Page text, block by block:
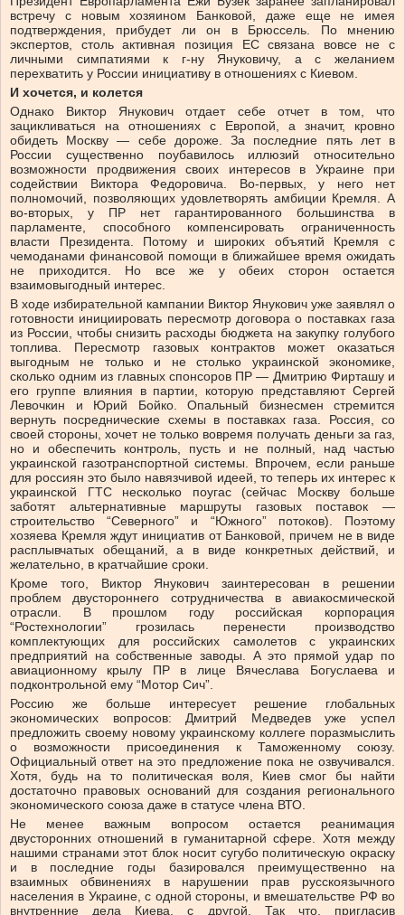
встречу с новым хозяином Банковой, даже еще не имея
подтверждения, прибудет ли он в Брюссель. По мнению
экспертов, столь активная позиция ЕС связана вовсе не с
личными симпатиями к г-ну Януковичу, а с желанием
перехватить у России инициативу в отношениях с Киевом.
И хочется, и колется
Однако Виктор Янукович отдает себе отчет в том, что
зацикливаться на отношениях с Европой, а значит, кровно
обидеть Москву — себе дороже. За последние пять лет в
России существенно поубавилось иллюзий относительно
возможности продвижения своих интересов в Украине при
содействии Виктора Федоровича. Во-первых, у него нет
полномочий, позволяющих удовлетворять амбиции Кремля. А
во-вторых, у ПР нет гарантированного большинства в
парламенте, способного компенсировать ограниченность
власти Президента. Потому и широких объятий Кремля с
чемоданами финансовой помощи в ближайшее время ожидать
не приходится. Но все же у обеих сторон остается
взаимовыгодный интерес.
В ходе избирательной кампании Виктор Янукович уже заявлял о
готовности инициировать пересмотр договора о поставках газа
из России, чтобы снизить расходы бюджета на закупку голубого
топлива. Пересмотр газовых контрактов может оказаться
выгодным не только и не столько украинской экономике,
сколько одним из главных спонсоров ПР — Дмитрию Фирташу и
его группе влияния в партии, которую представляют Сергей
Левочкин и Юрий Бойко. Опальный бизнесмен стремится
вернуть посреднические схемы в поставках газа. Россия, со
своей стороны, хочет не только вовремя получать деньги за газ,
но и обеспечить контроль, пусть и не полный, над частью
украинской газотранспортной системы. Впрочем, если раньше
для россиян это было навязчивой идеей, то теперь их интерес к
украинской ГТС несколько поугас (сейчас Москву больше
заботят альтернативные маршруты газовых поставок —
строительство “Северного” и “Южного” потоков). Поэтому
хозяева Кремля ждут инициатив от Банковой, причем не в виде
расплывчатых обещаний, а в виде конкретных действий, и
желательно, в кратчайшие сроки.
Кроме того, Виктор Янукович заинтересован в решении
проблем двустороннего сотрудничества в авиакосмической
отрасли. В прошлом году российская корпорация
“Ростехнологии” грозилась перенести производство
комплектующих для российских самолетов с украинских
предприятий на собственные заводы. А это прямой удар по
авиационному крылу ПР в лице Вячеслава Богуслаева и
подконтрольной ему “Мотор Сич”.
Россию же больше интересует решение глобальных
экономических вопросов: Дмитрий Медведев уже успел
предложить своему новому украинскому коллеге поразмыслить
о возможности присоединения к Таможенному союзу.
Официальный ответ на это предложение пока не озвучивался.
Хотя, будь на то политическая воля, Киев смог бы найти
достаточно правовых оснований для создания регионального
экономического союза даже в статусе члена ВТО.
Не менее важным вопросом остается реанимация
двусторонних отношений в гуманитарной сфере. Хотя между
нашими странами этот блок носит сугубо политическую окраску
и в последние годы базировался преимущественно на
взаимных обвинениях в нарушении прав русскоязычного
населения в Украине, с одной стороны, и вмешательстве РФ во
внутренние дела Киева, с другой. Так что, пригласив